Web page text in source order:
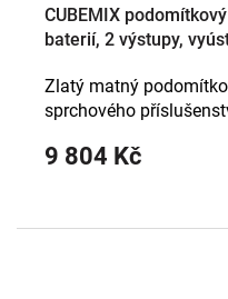
CUBEMIX
baterií, 2 výstupy,
9 804 Kč
Zlatý matný
sprchového